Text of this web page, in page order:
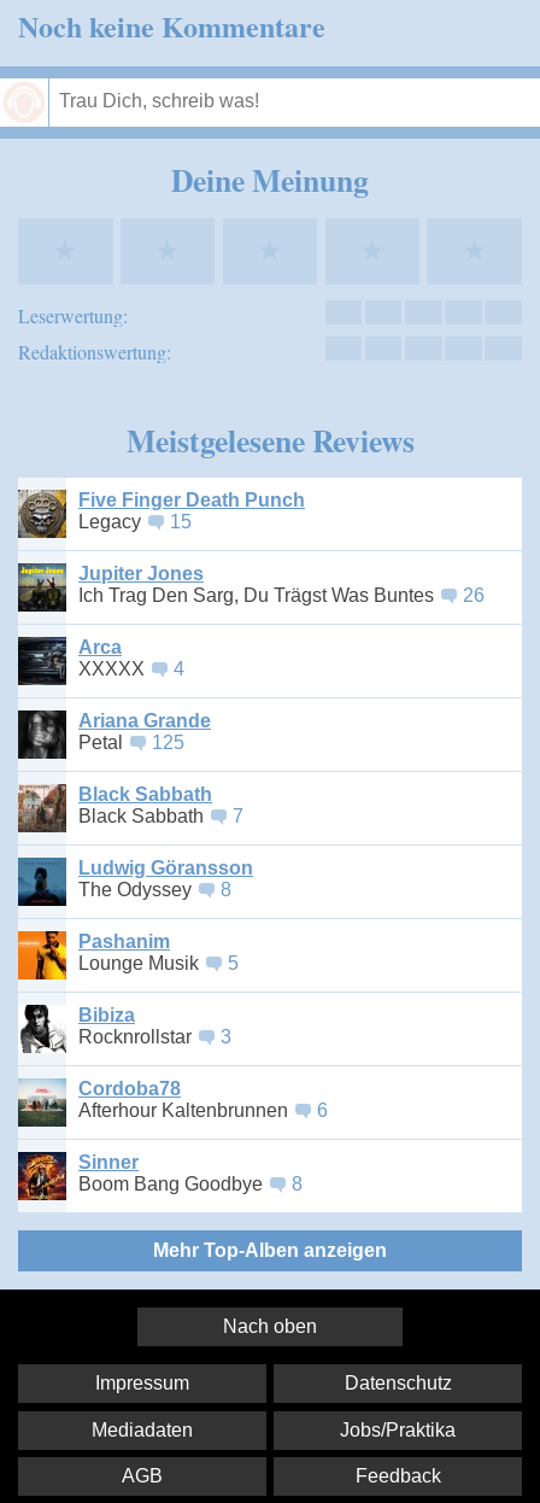
Noch keine Kommentare
Deine Meinung
Leserwertung:
Redaktionswertung:
Meistgelesene Reviews
Five Finger Death Punch
Legacy
15
Jupiter Jones
Ich Trag Den Sarg, Du Trägst Was Buntes
26
Arca
XXXXX
4
Ariana Grande
Petal
125
Black Sabbath
Black Sabbath
7
Ludwig Göransson
The Odyssey
8
Pashanim
Lounge Musik
5
Bibiza
Rocknrollstar
3
Cordoba78
Afterhour Kaltenbrunnen
6
Sinner
Boom Bang Goodbye
8
Mehr Top-Alben anzeigen
Nach oben
Impressum Datenschutz
Mediadaten Jobs/Praktika
AGB Feedback